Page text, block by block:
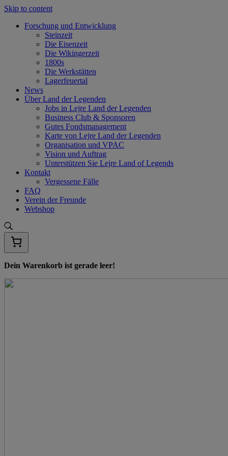
Skip to content
Forschung und Entwicklung
Steinzeit
Die Eisenzeit
Die Wikingerzeit
1800s
Die Werkstätten
Lagerfeuertal
News
Über Land der Legenden
Jobs in Lejre Land der Legenden
Business Club & Sponsoren
Gutes Fondsmanagement
Karte von Lejre Land der Legenden
Organisation und VPAC
Vision und Auftrag
Unterstützen Sie Lejre Land of Legends
Kontakt
Vergessene Fälle
FAQ
Verein der Freunde
Webshop
Dein Warenkorb ist gerade leer!